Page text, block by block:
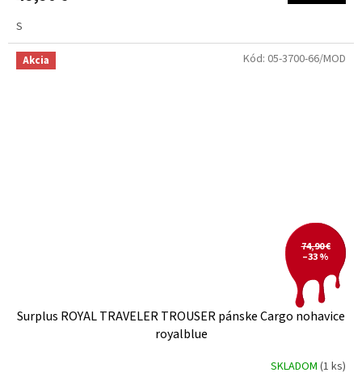
S
Akcia
74,90 €
–33 %
Surplus ROYAL TRAVELER TROUSER pánske Cargo nohavice
royalblue
SKLADOM (1 ks)
Kód: 05-3700-66/MOD